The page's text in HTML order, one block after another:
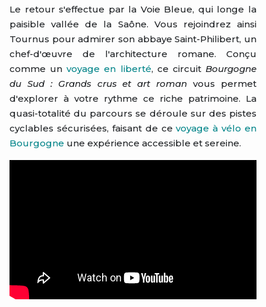
Le retour s'effectue par la Voie Bleue, qui longe la
paisible vallée de la Saône. Vous rejoindrez ainsi
Tournus pour admirer son abbaye Saint-Philibert, un
chef-d'œuvre de l'architecture romane. Conçu
comme unvoyage en liberté, ce circuitBourgogne
du Sud : Grands crus et art roman vous permet
d'explorer à votre rythme ce riche patrimoine. La
quasi-totalité du parcours se déroule sur des pistes
cyclables sécurisées, faisant de cevoyage à vélo en
Bourgogne une expérience accessible et sereine.